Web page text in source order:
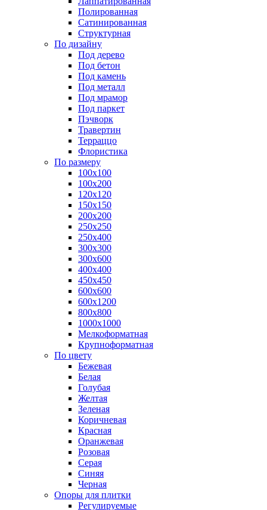
Полированная
Сатинированная
Структурная
По дизайну
Под дерево
Под бетон
Под камень
Под металл
Под мрамор
Под паркет
Пэчворк
Травертин
Терраццо
Флористика
По размеру
100х100
100х200
120х120
150х150
200х200
250х250
250х400
300х300
300х600
400х400
450х450
600х600
600х1200
800х800
1000х1000
Мелкоформатная
Крупноформатная
По цвету
Бежевая
Белая
Голубая
Желтая
Зеленая
Коричневая
Красная
Оранжевая
Розовая
Серая
Синяя
Черная
Опоры для плитки
Регулируемые